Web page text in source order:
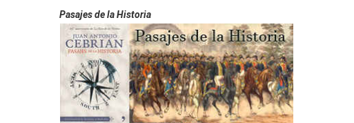
Pasajes de la Historia